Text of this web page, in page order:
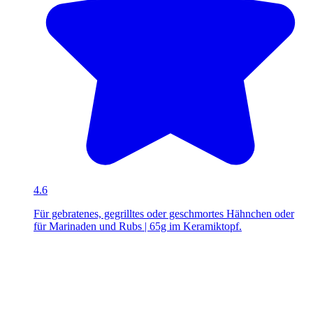
4.6
Für gebratenes, gegrilltes oder geschmortes Hähnchen oder
für Marinaden und Rubs | 65g im Keramiktopf.